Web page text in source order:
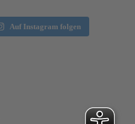
Auf Instagram folgen